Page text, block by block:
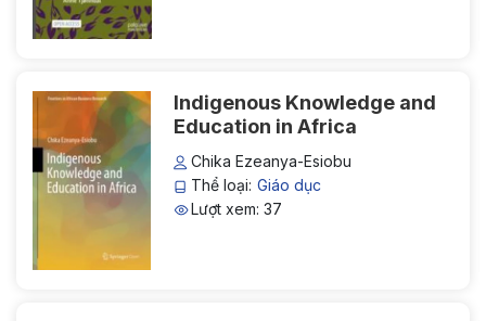
Indigenous Knowledge and
Education in Africa
Chika Ezeanya-Esiobu
Thể loại: Giáo dục
Lượt xem: 37